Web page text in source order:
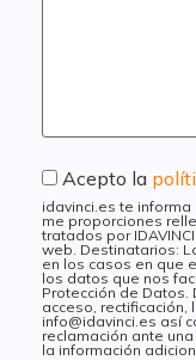
Acepto la
idavinci.es te
me proporciones
tratados por
web. Destinatarios:
en los casos en que
los datos que nos
Protección de Datos.
acceso, rectificación,
info@idavinci.es así
reclamación ante
la información